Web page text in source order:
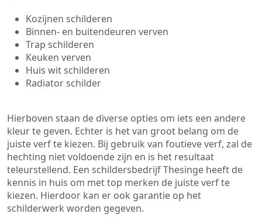
Kozijnen schilderen
Binnen- en buitendeuren verven
Trap schilderen
Keuken verven
Huis wit schilderen
Radiator schilder
Hierboven staan de diverse opties om iets een andere
kleur te geven. Echter is het van groot belang om de
juiste verf te kiezen. Bij gebruik van foutieve verf, zal de
hechting niet voldoende zijn en is het resultaat
teleurstellend. Een schildersbedrijf Thesinge heeft de
kennis in huis om met top merken de juiste verf te
kiezen. Hierdoor kan er ook garantie op het
schilderwerk worden gegeven.